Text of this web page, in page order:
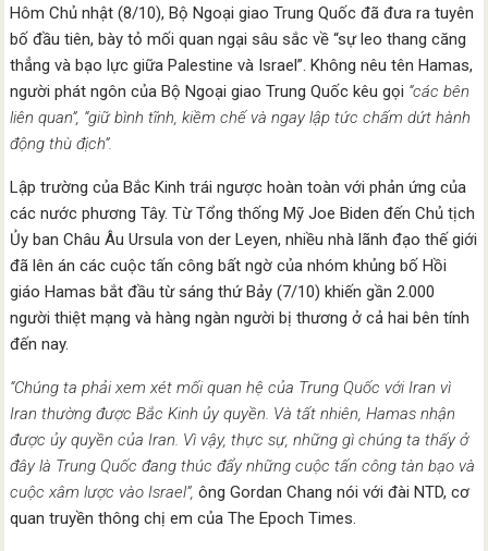
Hôm Chủ nhật (8/10), Bộ Ngoại giao Trung Quốc đã đưa ra tuyên
bố đầu tiên, bày tỏ mối quan ngại sâu sắc về “sự leo thang căng
thẳng và bạo lực giữa Palestine và Israel”. Không nêu tên Hamas,
người phát ngôn của Bộ Ngoại giao Trung Quốc kêu gọi “các bên
liên quan”, “giữ bình tĩnh, kiềm chế và ngay lập tức chấm dứt hành
động thù địch”.
Lập trường của Bắc Kinh trái ngược hoàn toàn với phản ứng của
các nước phương Tây. Từ Tổng thống Mỹ Joe Biden đến Chủ tịch
Ủy ban Châu Âu Ursula von der Leyen, nhiều nhà lãnh đạo thế giới
đã lên án các cuộc tấn công bất ngờ của nhóm khủng bố Hồi
giáo Hamas bắt đầu từ sáng thứ Bảy (7/10) khiến gần 2.000
người thiệt mạng và hàng ngàn người bị thương ở cả hai bên tính
đến nay.
“Chúng ta phải xem xét mối quan hệ của Trung Quốc với Iran vì
Iran thường được Bắc Kinh ủy quyền. Và tất nhiên, Hamas nhận
được ủy quyền của Iran. Vì vậy, thực sự, những gì chúng ta thấy ở
đây là Trung Quốc đang thúc đẩy những cuộc tấn công tàn bạo và
cuộc xâm lược vào Israel”, ông Gordan Chang nói với đài NTD, cơ
quan truyền thông chị em của The Epoch Times.